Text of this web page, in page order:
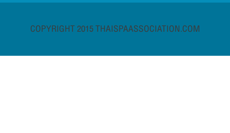
COPYRIGHT 2015 THAISPAASSOCIATION.COM